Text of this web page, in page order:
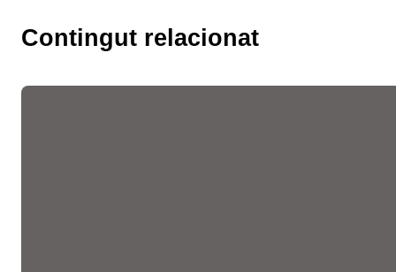
Contingut relacionat